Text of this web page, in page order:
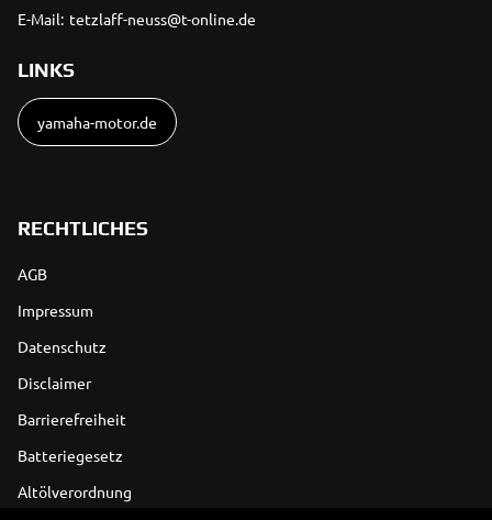
E-Mail: tetzlaff-neuss@t-online.de
LINKS
yamaha-motor.de
RECHTLICHES
AGB
Impressum
Datenschutz
Disclaimer
Barrierefreiheit
Batteriegesetz
Altölverordnung